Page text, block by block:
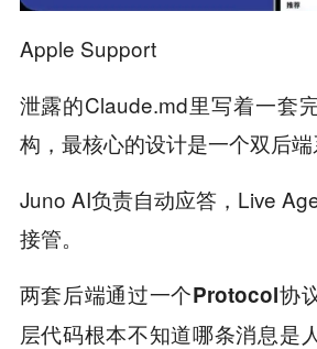
Apple Support
泄露的Claude.md里写着一套
构，最核心的设计是一个双后端
Juno AI负责自动应答，Live
接管。
两套后端通过一个Protocol协
层代码根本不知道哪条消息是